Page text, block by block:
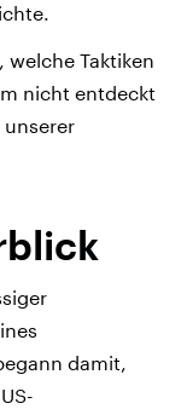
welche Taktiken
nicht entdeckt
damit,